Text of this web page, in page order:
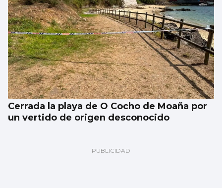
Cerrada la playa de O Cocho de Moaña por
un vertido de origen desconocido